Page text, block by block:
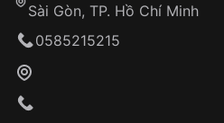
Khách hàng kiểm tra
Sài Gòn, TP. Hồ Chí Minh
0585215215